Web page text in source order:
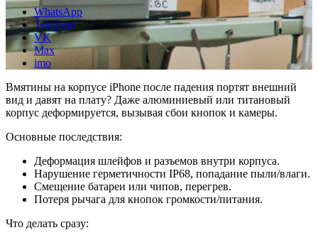
WhatsApp
Telegram
VK
Max
imo
Вмятины на корпусе iPhone после падения портят внешний
вид и давят на плату? Даже алюминиевый или титановый
корпус деформируется, вызывая сбои кнопок и камеры.
Основные последствия:
Деформация шлейфов и разъемов внутри корпуса.
Нарушение герметичности IP68, попадание пыли/влаги.
Смещение батареи или чипов, перегрев.
Потеря рычага для кнопок громкости/питания.
Что делать сразу: